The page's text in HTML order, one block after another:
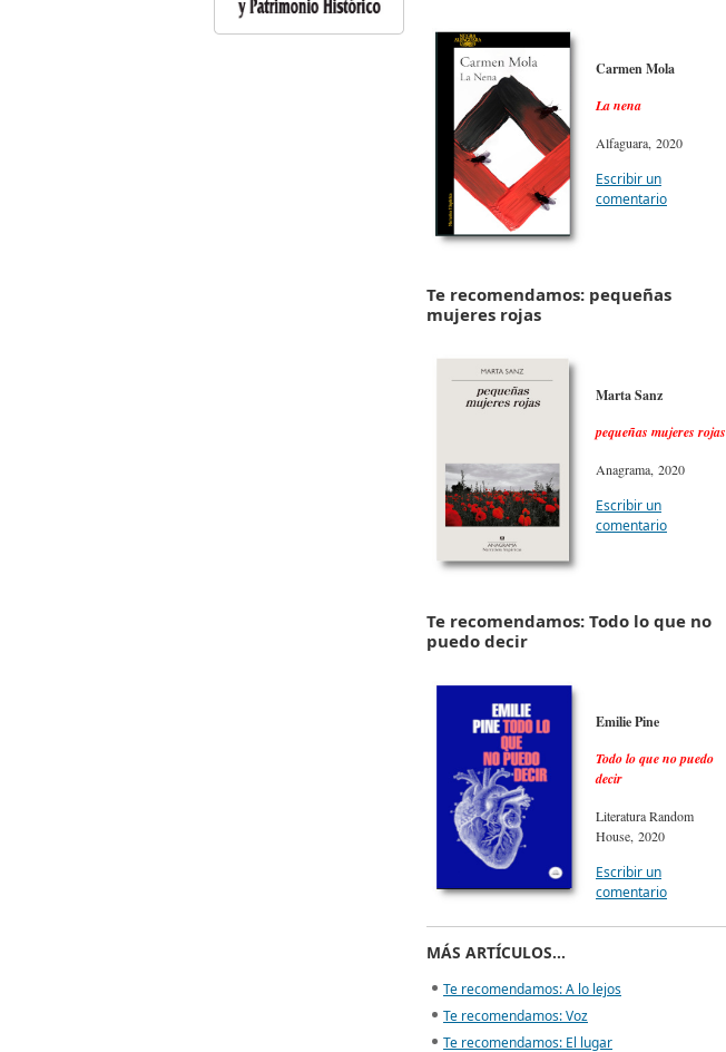
Carmen Mola
La nena
Alfaguara, 2020
Escribir un
comentario
Te recomendamos: pequeñas
mujeres rojas
Marta Sanz
pequeñas mujeres rojas
Anagrama, 2020
Escribir un
comentario
Te recomendamos: Todo lo que no
puedo decir
Emilie Pine
Todo lo que no puedo
decir
Literatura Random
House, 2020
Escribir un
comentario
MÁS ARTÍCULOS...
Te recomendamos: A lo lejos
Te recomendamos: Voz
Te recomendamos: El lugar